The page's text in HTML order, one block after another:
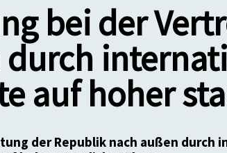
bei der
auf hoher
der Republik nach außen durch